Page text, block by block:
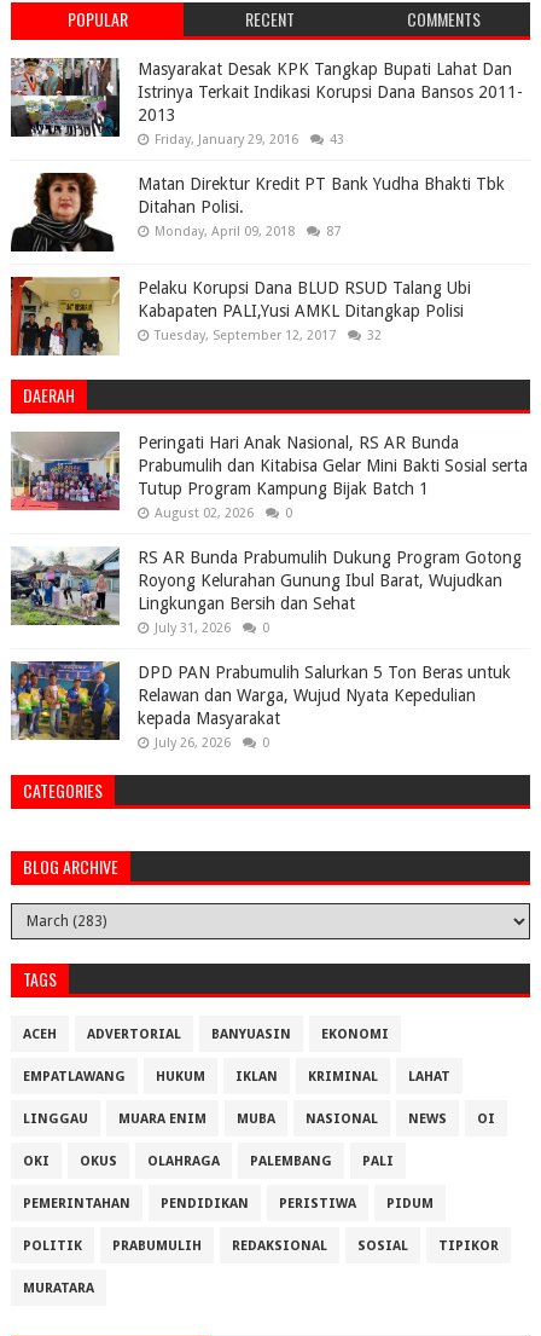
POPULAR RECENT COMMENTS
Masyarakat Desak KPK Tangkap Bupati Lahat Dan
Istrinya Terkait Indikasi Korupsi Dana Bansos 2011-
2013
Friday, January 29, 2016 43
Matan Direktur Kredit PT Bank Yudha Bhakti Tbk
Ditahan Polisi.
Monday, April 09, 2018 87
Pelaku Korupsi Dana BLUD RSUD Talang Ubi
Kabapaten PALI,Yusi AMKL Ditangkap Polisi
Tuesday, September 12, 2017 32
DAERAH
Peringati Hari Anak Nasional, RS AR Bunda
Prabumulih dan Kitabisa Gelar Mini Bakti Sosial serta
Tutup Program Kampung Bijak Batch 1
August 02, 2026 0
RS AR Bunda Prabumulih Dukung Program Gotong
Royong Kelurahan Gunung Ibul Barat, Wujudkan
Lingkungan Bersih dan Sehat
July 31, 2026 0
DPD PAN Prabumulih Salurkan 5 Ton Beras untuk
Relawan dan Warga, Wujud Nyata Kepedulian
kepada Masyarakat
July 26, 2026 0
CATEGORIES
BLOG ARCHIVE
TAGS
ACEH ADVERTORIAL BANYUASIN EKONOMI
EMPATLAWANG HUKUM IKLAN KRIMINAL LAHAT
LINGGAU MUARA ENIM MUBA NASIONAL NEWS OI
OKI OKUS OLAHRAGA PALEMBANG PALI
PEMERINTAHAN PENDIDIKAN PERISTIWA PIDUM
POLITIK PRABUMULIH REDAKSIONAL SOSIAL TIPIKOR
MURATARA